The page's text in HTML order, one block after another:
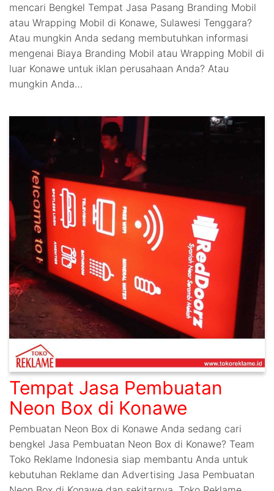
mencari Bengkel Tempat Jasa Pasang Branding Mobil
atau Wrapping Mobil di Konawe, Sulawesi Tenggara?
Atau mungkin Anda sedang membutuhkan informasi
mengenai Biaya Branding Mobil atau Wrapping Mobil di
luar Konawe untuk iklan perusahaan Anda? Atau
mungkin Anda…
Tempat Jasa Pembuatan
Neon Box di Konawe
Pembuatan Neon Box di Konawe Anda sedang cari
bengkel Jasa Pembuatan Neon Box di Konawe? Team
Toko Reklame Indonesia siap membantu Anda untuk
kebutuhan Reklame dan Advertising Jasa Pembuatan